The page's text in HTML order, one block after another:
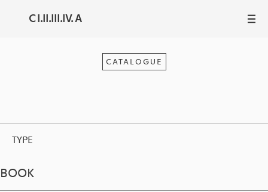
C I.II.III.IV. A III
CATALOGUE
TYPE
BOOK